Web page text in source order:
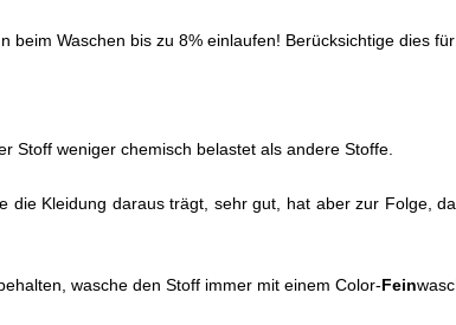
beim Waschen bis zu 8% einlaufen! Berücksichtige dies
Stoff weniger chemisch belastet als andere Stoffe.
die Kleidung daraus trägt, sehr gut, hat aber zur Folge,
wasche den Stoff immer mit einem Color-Fein